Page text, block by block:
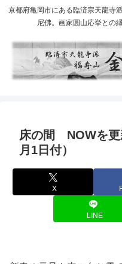
京都府亀岡市にある臨済宗天龍寺
尼佛。画家圓山応挙との
床の間 NOWを更
月1日付）
X
LINE